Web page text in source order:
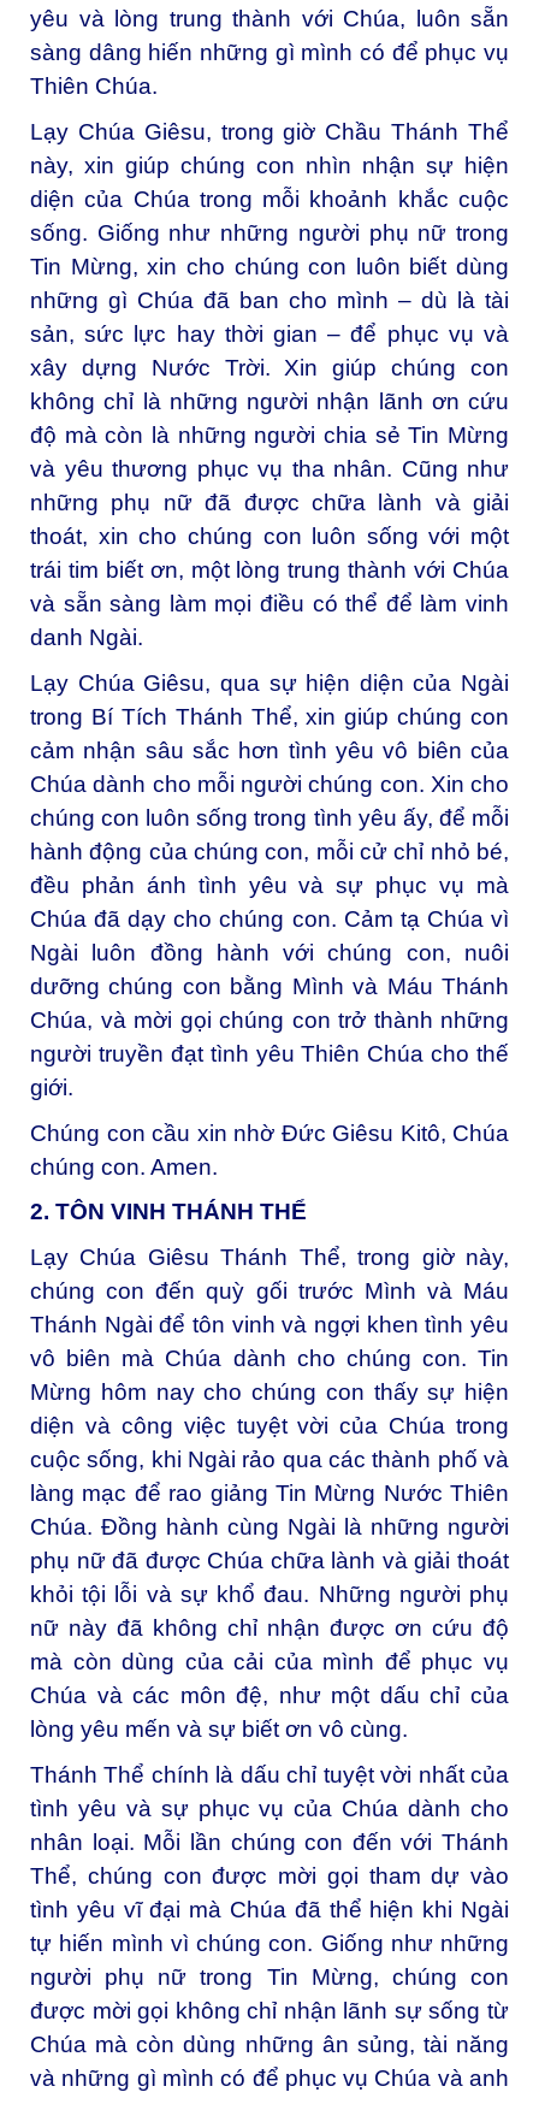
yêu và lòng trung thành với Chúa, luôn sẵn
sàng dâng hiến những gì mình có để phục vụ
Thiên Chúa.
Lạy Chúa Giêsu, trong giờ Chầu Thánh Thể
này, xin giúp chúng con nhìn nhận sự hiện
diện của Chúa trong mỗi khoảnh khắc cuộc
sống. Giống như những người phụ nữ trong
Tin Mừng, xin cho chúng con luôn biết dùng
những gì Chúa đã ban cho mình – dù là tài
sản, sức lực hay thời gian – để phục vụ và
xây dựng Nước Trời. Xin giúp chúng con
không chỉ là những người nhận lãnh ơn cứu
độ mà còn là những người chia sẻ Tin Mừng
và yêu thương phục vụ tha nhân. Cũng như
những phụ nữ đã được chữa lành và giải
thoát, xin cho chúng con luôn sống với một
trái tim biết ơn, một lòng trung thành với Chúa
và sẵn sàng làm mọi điều có thể để làm vinh
danh Ngài.
Lạy Chúa Giêsu, qua sự hiện diện của Ngài
trong Bí Tích Thánh Thể, xin giúp chúng con
cảm nhận sâu sắc hơn tình yêu vô biên của
Chúa dành cho mỗi người chúng con. Xin cho
chúng con luôn sống trong tình yêu ấy, để mỗi
hành động của chúng con, mỗi cử chỉ nhỏ bé,
đều phản ánh tình yêu và sự phục vụ mà
Chúa đã dạy cho chúng con. Cảm tạ Chúa vì
Ngài luôn đồng hành với chúng con, nuôi
dưỡng chúng con bằng Mình và Máu Thánh
Chúa, và mời gọi chúng con trở thành những
người truyền đạt tình yêu Thiên Chúa cho thế
giới.
Chúng con cầu xin nhờ Đức Giêsu Kitô, Chúa
chúng con. Amen.
2. TÔN VINH THÁNH THỂ
Lạy Chúa Giêsu Thánh Thể, trong giờ này,
chúng con đến quỳ gối trước Mình và Máu
Thánh Ngài để tôn vinh và ngợi khen tình yêu
vô biên mà Chúa dành cho chúng con. Tin
Mừng hôm nay cho chúng con thấy sự hiện
diện và công việc tuyệt vời của Chúa trong
cuộc sống, khi Ngài rảo qua các thành phố và
làng mạc để rao giảng Tin Mừng Nước Thiên
Chúa. Đồng hành cùng Ngài là những người
phụ nữ đã được Chúa chữa lành và giải thoát
khỏi tội lỗi và sự khổ đau. Những người phụ
nữ này đã không chỉ nhận được ơn cứu độ
mà còn dùng của cải của mình để phục vụ
Chúa và các môn đệ, như một dấu chỉ của
lòng yêu mến và sự biết ơn vô cùng.
Thánh Thể chính là dấu chỉ tuyệt vời nhất của
tình yêu và sự phục vụ của Chúa dành cho
nhân loại. Mỗi lần chúng con đến với Thánh
Thể, chúng con được mời gọi tham dự vào
tình yêu vĩ đại mà Chúa đã thể hiện khi Ngài
tự hiến mình vì chúng con. Giống như những
người phụ nữ trong Tin Mừng, chúng con
được mời gọi không chỉ nhận lãnh sự sống từ
Chúa mà còn dùng những ân sủng, tài năng
và những gì mình có để phục vụ Chúa và anh